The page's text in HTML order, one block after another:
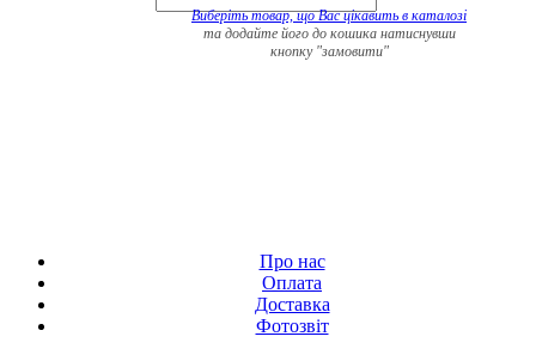
Виберіть товар, що Вас цікавить в каталозі
та додайте його до кошика натиснувши
кнопку "замовити"
Про нас
Оплата
Доставка
Фотозвіт